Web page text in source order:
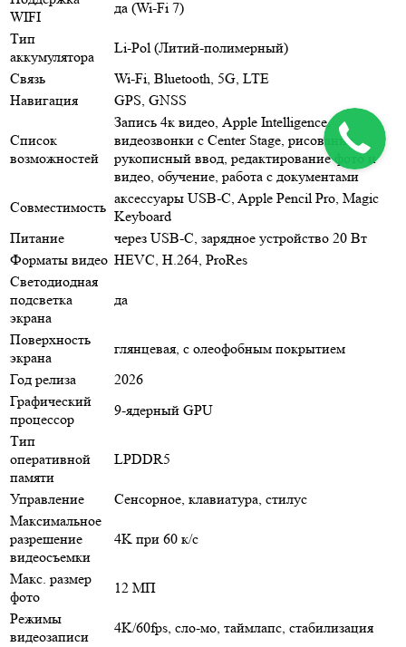
WIFI
да (Wi‑Fi 7)
Тип
аккумулятора
Li-Pol (Литий-полимерный)
Связь
Wi-Fi, Bluetooth, 5G, LTE
Навигация
GPS, GNSS
Список
возможностей
Запись 4к видео, Apple Intelligence,
видеозвонки с Center Stage, рисование,
рукописный ввод, редактирование фото и
видео, обучение, работа с документами
Совместимость
аксессуары USB‑C, Apple Pencil Pro, Magic
Keyboard
Питание
через USB‑C, зарядное устройство 20 Вт
Форматы видео HEVC, H.264, ProRes
Светодиодная
подсветка
экрана
да
Поверхность
экрана
глянцевая, с олеофобным покрытием
Год релиза
2026
Графический
процессор
9-ядерный GPU
Тип
оперативной
памяти
LPDDR5
Управление
Сенсорное, клавиатура, стилус
Максимальное
разрешение
видеосъемки
4K при 60 к/с
Макс. размер
фото
12 МП
Режимы
видеозаписи
4K/60fps, сло-мо, таймлапс, стабилизация